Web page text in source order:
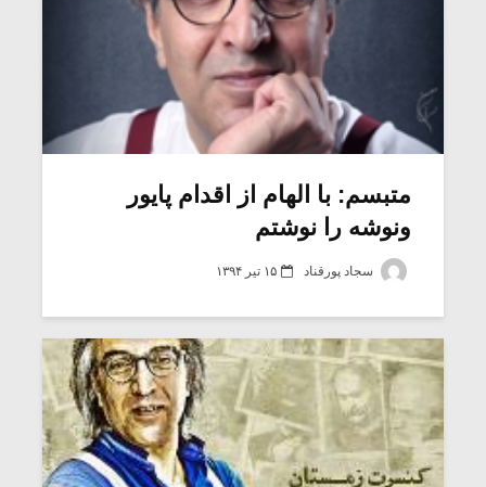
متبسم: با الهام از اقدام پایور
ونوشه را نوشتم
سجاد پورقناد ۱۵ تیر ۱۳۹۴